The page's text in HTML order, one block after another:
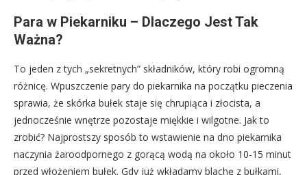
Para w Piekarniku – Dlaczego Jest Tak
Ważna?
To jeden z tych „sekretnych” składników, który robi ogromną
różnicę. Wpuszczenie pary do piekarnika na początku pieczenia
sprawia, że skórka bułek staje się chrupiąca i złocista, a
jednocześnie wnętrze pozostaje miękkie i wilgotne. Jak to
zrobić? Najprostszy sposób to wstawienie na dno piekarnika
naczynia żaroodpornego z gorącą wodą na około 10-15 minut
przed włożeniem bułek. Gdy już wkładamy blachę z bułkami,